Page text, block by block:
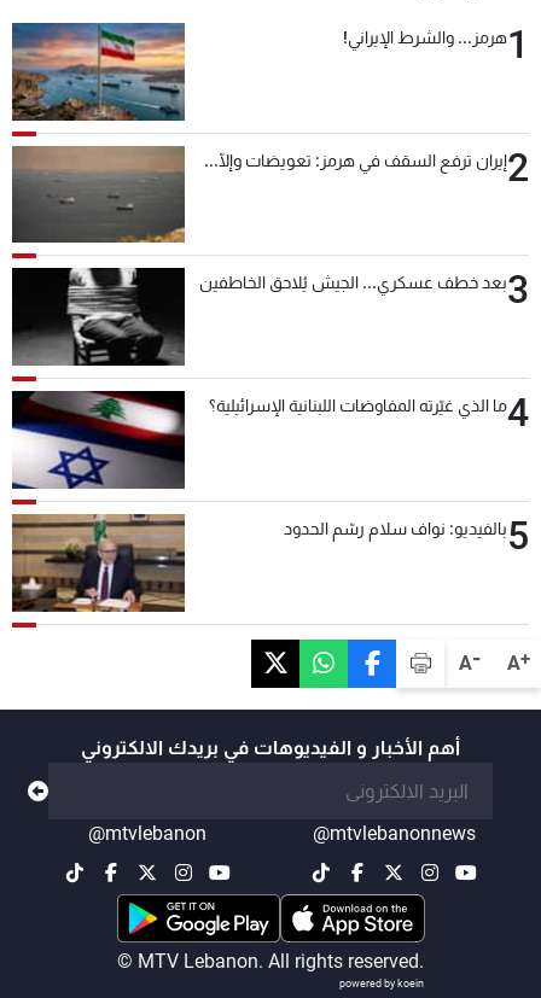
A+
A-
1هرمز... والشرط الإيراني!
2إيران ترفع السقف في هرمز: تعويضات وإلّا...
3بعد خطف عسكري... الجيش يُلاحق الخاطفين
4ما الذي غيّرته المفاوضات اللبنانية الإسرائيلية؟
5بالفيديو: نواف سلام رسّم الحدود
أهم الأخبار و الفيديوهات في بريدك الالكتروني
@mtvlebanonnews
@mtvlebanon
© MTV Lebanon. All rights reserved.
powered by koein